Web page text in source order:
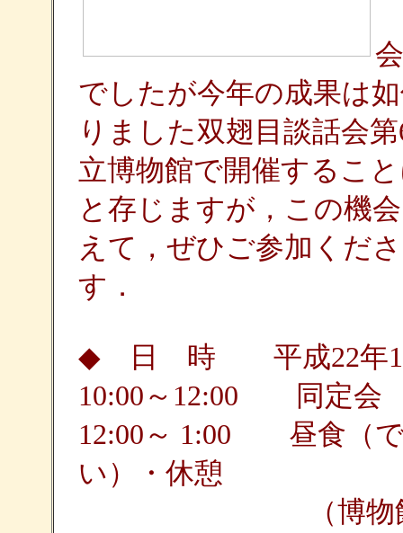
でしたが今年の成果は
りました双翅目談話会
立博物館で開催するこ
と存じますが，この機
えて，ぜひご参加くだ
す．
◆ 日 時 平成22年11
10:00～12:00 同定会
12:00～ 1:00 昼食（で
い）・休憩
（博物館内にレ